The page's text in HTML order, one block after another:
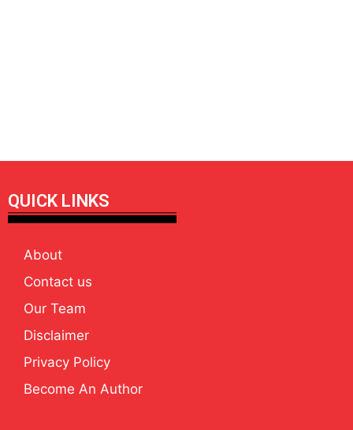
QUICK LINKS
About
Contact us
Our Team
Disclaimer
Privacy Policy
Become An Author